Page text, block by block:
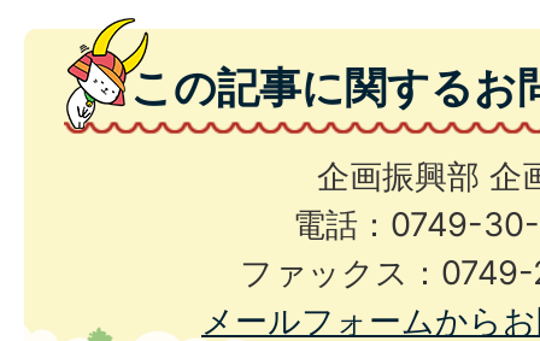
この記事に関するお
企画振興部 企
電話：0749-
ファックス：
メールフォームから